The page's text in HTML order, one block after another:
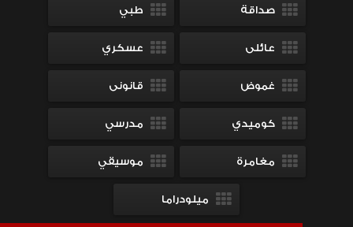
صداقة طبي
عائلى عسكري
غموض قانونى
كوميدي مدرسي
مغامرة موسيقي
ميلودراما